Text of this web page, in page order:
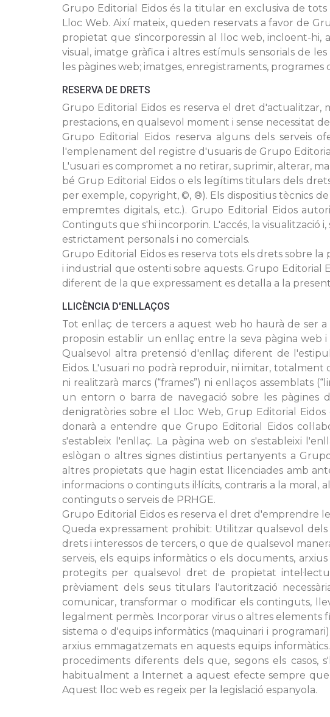
Grupo Editorial Eidos és la titular en exclusiva de
Lloc Web. Així mateix, queden reservats a favor de
propietat que s'incorporessin al lloc web, incloent-
visual, imatge gràfica i altres estímuls sensorials de
les pàgines web; imatges, enregistraments,
RESERVA DE DRETS
Grupo Editorial Eidos es reserva el dret d'actualitzar,
prestacions, en qualsevol moment i sense necessitat
Grupo Editorial Eidos reserva alguns dels serveis
l'emplenament del registre d'usuaris de Grupo
L'usuari es compromet a no retirar, suprimir, alterar,
bé Grup Editorial Eidos o els legítims titulars dels
per exemple, copyright, ©, ®). Els dispositius tècnics
empremtes digitals, etc.). Grupo Editorial Eidos
Continguts que s'hi incorporin. L'accés, la visualització
estrictament personals i no comercials.
Grupo Editorial Eidos es reserva tots els drets sobre
i industrial que ostenti sobre aquests. Grupo Editorial
diferent de la que expressament es detalla a la
LLICÈNCIA D'ENLLAÇOS
Tot enllaç de tercers a aquest web ho haurà de ser
proposin establir un enllaç entre la seva pàgina web
Qualsevol altra pretensió d'enllaç diferent de
Eidos. L'usuari no podrà reproduir, ni imitar,
ni realitzarà marcs (“frames”) ni enllaços assemblats
un entorn o barra de navegació sobre les pàgines
denigratòries sobre el Lloc Web, Grup Editorial
donarà a entendre que Grupo Editorial Eidos
s'estableix l'enllaç. La pàgina web on s'estableixi
eslògan o altres signes distintius pertanyents a
altres propietats que hagin estat llicenciades amb
informacions o continguts il·lícits, contraris a la
continguts o serveis de PRHGE.
Grupo Editorial Eidos es reserva el dret d'emprendre
Queda expressament prohibit: Utilitzar qualsevol
drets i interessos de tercers, o que de qualsevol
serveis, els equips informàtics o els documents,
protegits per qualsevol dret de propietat
prèviament dels seus titulars l'autorització
comunicar, transformar o modificar els continguts,
legalment permès. Incorporar virus o altres
sistema o d'equips informàtics (maquinari i
arxius emmagatzemats en aquests equips
procediments diferents dels que, segons els casos,
habitualment a Internet a aquest efecte sempre
Aquest lloc web es regeix per la legislació espanyola.